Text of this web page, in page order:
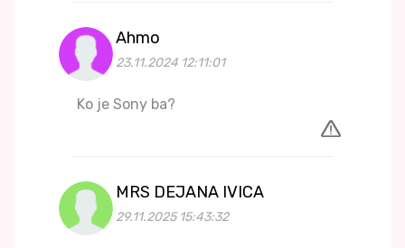
Ahmo
23.11.2024 12:11:01
Ko je Sony ba?
MRS DEJANA IVICA
29.11.2025 15:43:32